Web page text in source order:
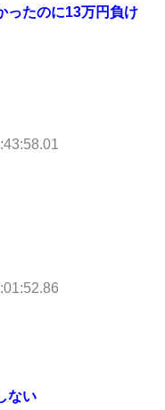
ったのに13万円負け
ない